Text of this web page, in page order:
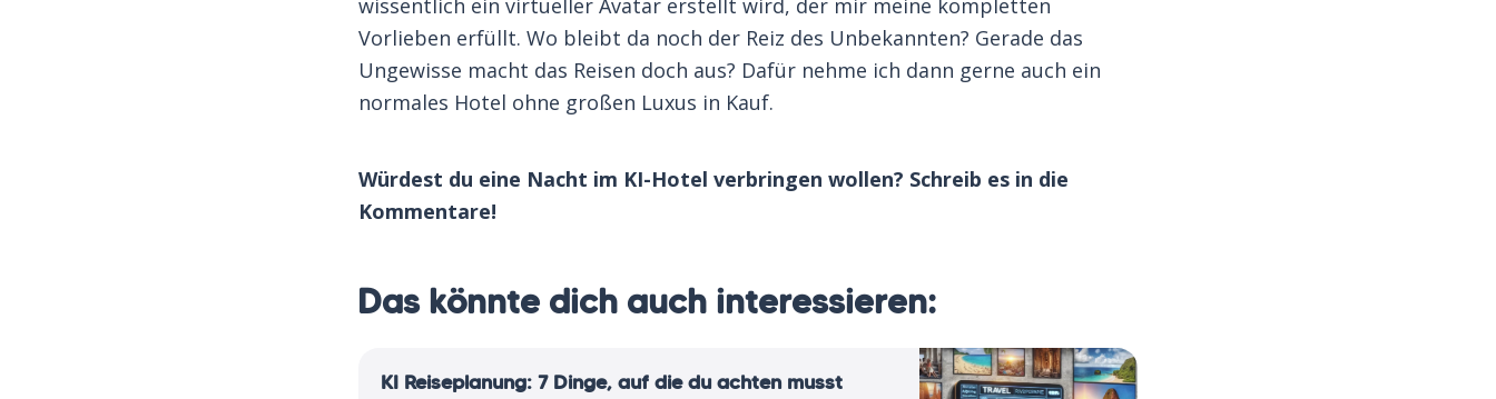
Vorlieben erfüllt. Wo bleibt da noch der Reiz des Unbekannten? Gerade das
Ungewisse macht das Reisen doch aus? Dafür nehme ich dann gerne auch ein
normales Hotel ohne großen Luxus in Kauf.
Würdest du eine Nacht im KI-Hotel verbringen wollen? Schreib es in die
Kommentare!
Das könnte dich auch interessieren:
KI Reiseplanung: 7 Dinge, auf die du achten musst